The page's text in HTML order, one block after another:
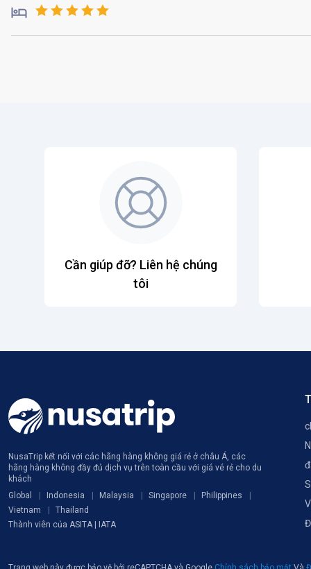
Cần giúp đỡ? Liên hệ chúng
tôi
NusaTrip kết nối với các hãng hàng không giá rẻ ở châu Á, các
hãng hàng không đầy đủ dịch vụ trên toàn cầu với giá vé rẻ cho du
khách
Global
Indonesia Malaysia Singapore
Philippines
Vietnam
Thailand
Thành viên của ASITA | IATA